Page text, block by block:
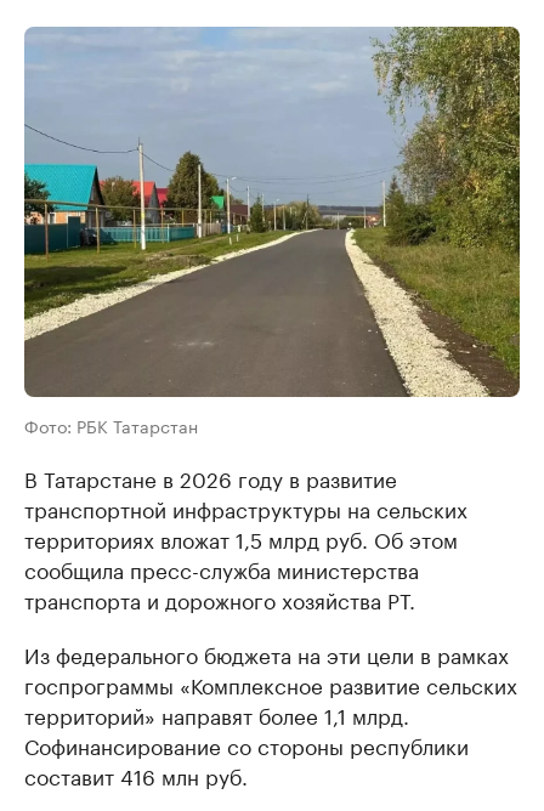
Фото: РБК Татарстан
В Татарстане в 2026 году в развитие
транспортной инфраструктуры на сельских
территориях вложат 1,5 млрд руб. Об этом
сообщила пресс-служба министерства
транспорта и дорожного хозяйства РТ.
Из федерального бюджета на эти цели в рамках
госпрограммы «Комплексное развитие сельских
территорий» направят более 1,1 млрд.
Софинансирование со стороны республики
составит 416 млн руб.